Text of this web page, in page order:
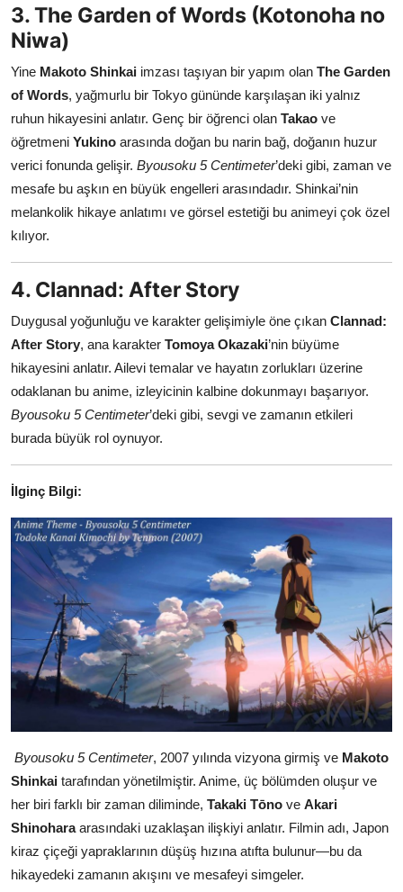
3. The Garden of Words (Kotonoha no
Niwa)
Yine Makoto Shinkai imzası taşıyan bir yapım olan The Garden
of Words, yağmurlu bir Tokyo gününde karşılaşan iki yalnız
ruhun hikayesini anlatır. Genç bir öğrenci olan Takao ve
öğretmeni Yukino arasında doğan bu narin bağ, doğanın huzur
verici fonunda gelişir. Byousoku 5 Centimeter’deki gibi, zaman ve
mesafe bu aşkın en büyük engelleri arasındadır. Shinkai’nin
melankolik hikaye anlatımı ve görsel estetiği bu animeyi çok özel
kılıyor.
4. Clannad: After Story
Duygusal yoğunluğu ve karakter gelişimiyle öne çıkan Clannad:
After Story, ana karakter Tomoya Okazaki’nin büyüme
hikayesini anlatır. Ailevi temalar ve hayatın zorlukları üzerine
odaklanan bu anime, izleyicinin kalbine dokunmayı başarıyor.
Byousoku 5 Centimeter’deki gibi, sevgi ve zamanın etkileri
burada büyük rol oynuyor.
İlginç Bilgi:
Byousoku 5 Centimeter, 2007 yılında vizyona girmiş ve Makoto
Shinkai tarafından yönetilmiştir. Anime, üç bölümden oluşur ve
her biri farklı bir zaman diliminde, Takaki Tōno ve Akari
Shinoharaarasındaki uzaklaşan ilişkiyi anlatır. Filmin adı, Japon
kiraz çiçeği yapraklarının düşüş hızına atıfta bulunur—bu da
hikayedeki zamanın akışını ve mesafeyi simgeler.